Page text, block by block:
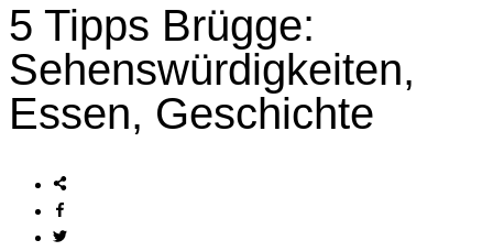
5 Tipps Brügge:
Sehenswürdigkeiten,
Essen, Geschichte